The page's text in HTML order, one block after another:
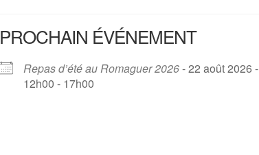
PROCHAIN ÉVÉNEMENT
Repas d’été au Romaguer 2026- 22 août 2026 -
12h00 - 17h00